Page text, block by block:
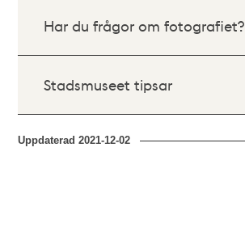
Har du frågor om fotografiet?
Stadsmuseet tipsar
Uppdaterad2021-12-02